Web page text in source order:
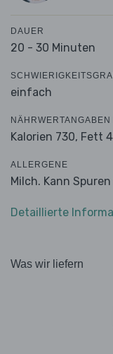
DAUER
20 - 30 Minuten
einfach
Kalorien 730, Fett
ALLERGENE
Milch. Kann
Detaillierte
Was wir liefern